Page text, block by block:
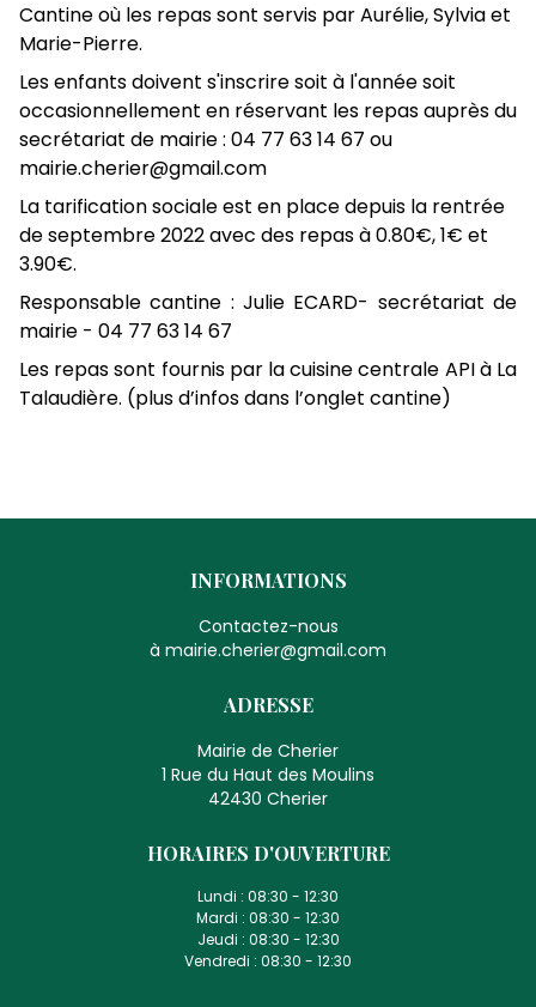
Cantine où les repas sont servis par Aurélie, Sylvia et
Marie-Pierre.
Les enfants doivent s'inscrire soit à l'année soit
occasionnellement en réservant les repas auprès du
secrétariat de mairie : 04 77 63 14 67 ou
mairie.cherier@gmail.com
La tarification sociale est en place depuis la rentrée
de septembre 2022 avec des repas à 0.80€, 1€ et
3.90€.
Responsable cantine : Julie ECARD- secrétariat de
mairie - 04 77 63 14 67
Les repas sont fournis par la cuisine centrale API à La
Talaudière. (plus d’infos dans l’onglet cantine)
INFORMATIONS
Contactez-nous
à mairie.cherier@gmail.com
ADRESSE
Mairie de Cherier
1 Rue du Haut des Moulins
42430 Cherier
HORAIRES D'OUVERTURE
Lundi : 08:30 - 12:30
Mardi : 08:30 - 12:30
Jeudi : 08:30 - 12:30
Vendredi : 08:30 - 12:30